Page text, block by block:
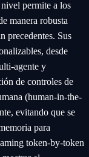
permite a los
manera robusta
precedentes. Sus
desde
agente y
de controles de
(human-in-the-
evitando que se
para
token-by-token